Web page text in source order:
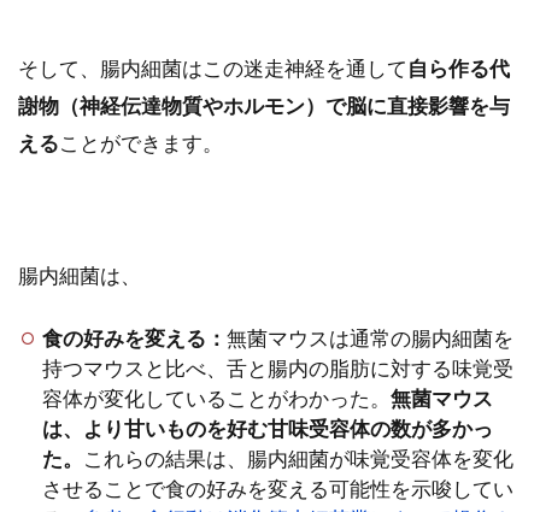
そして、腸内細菌はこの迷走神経を通して自ら作る代
謝物（神経伝達物質やホルモン）で脳に直接影響を与
えることができます。
腸内細菌は、
食の好みを変える：無菌マウスは通常の腸内細菌を
持つマウスと比べ、舌と腸内の脂肪に対する味覚受
容体が変化していることがわかった。無菌マウス
は、より甘いものを好む甘味受容体の数が多かっ
た。 これらの結果は、腸内細菌が味覚受容体を変化
させることで食の好みを変える可能性を示唆してい